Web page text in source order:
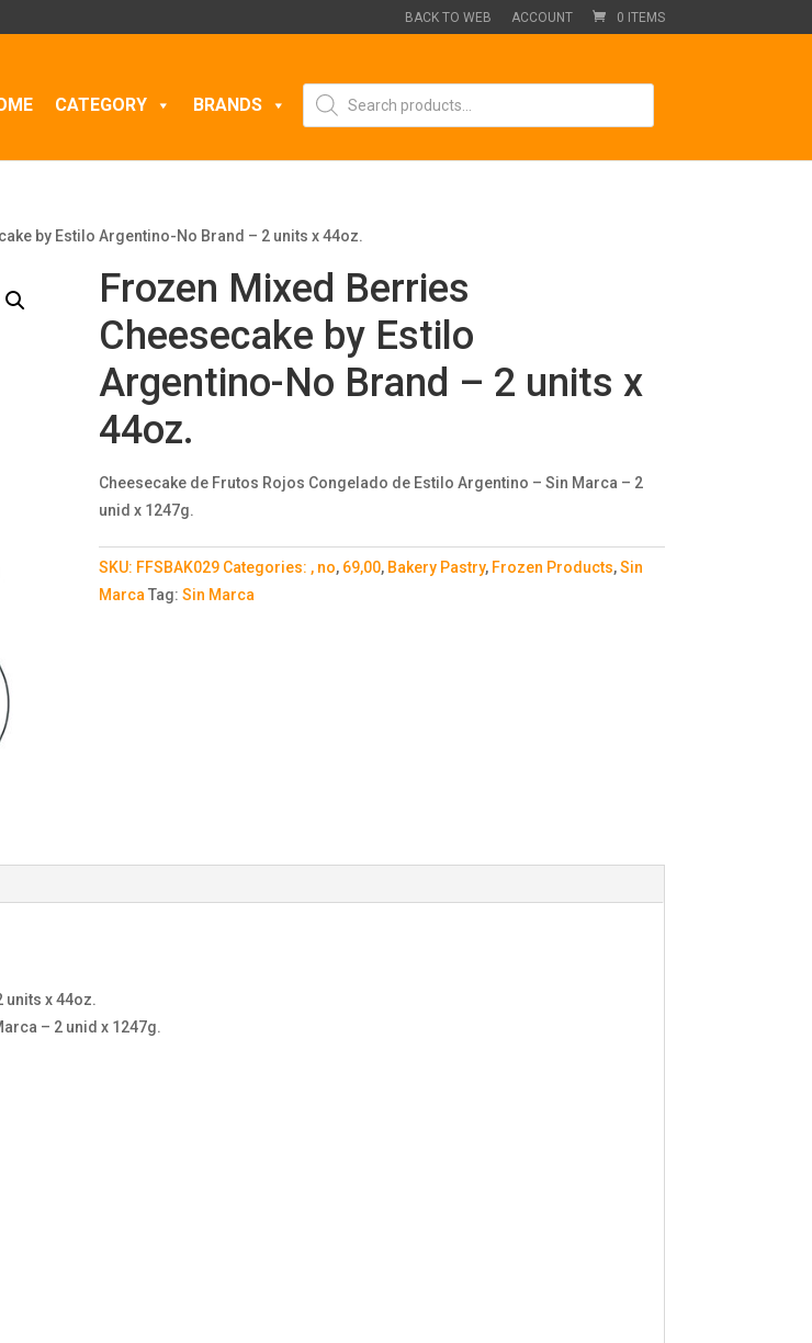
BACK TO WEB ACCOUNT 0 ITEMS
CATEGORY BRANDS
Products
search
by Estilo Argentino-No Brand – 2 units x 44oz.
Frozen Mixed Berries
Cheesecake by Estilo
Argentino-No Brand – 2 units x
44oz.
Cheesecake de Frutos Rojos Congelado de Estilo Argentino – Sin Marca – 2
unid x 1247g.
SKU: FFSBAK029 Categories: , no, 69,00, Bakery Pastry, Frozen Products,Sin
Marca Tag: Sin Marca
units x 44oz.
– 2 unid x 1247g.